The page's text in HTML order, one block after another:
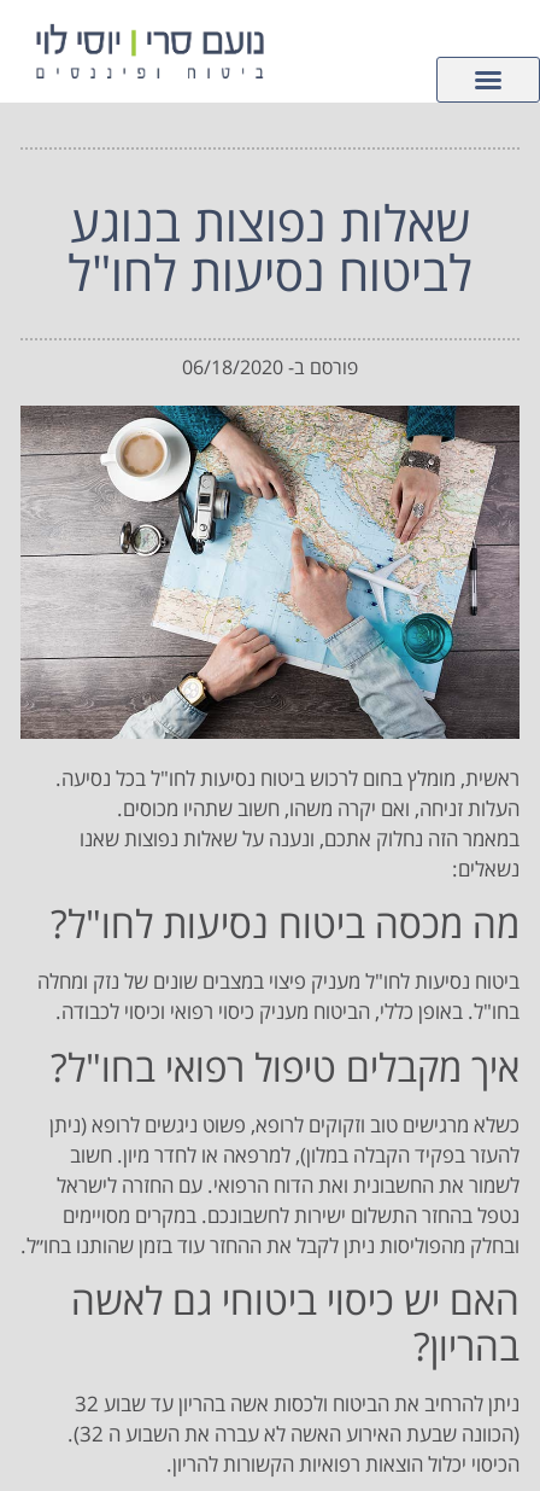
שאלות נפוצות בנוגע
לביטוח נסיעות לחו"ל
פורסם ב-06/18/2020
ראשית, מומלץ בחום לרכוש ביטוח נסיעות לחו"ל בכל נסיעה.
העלות זניחה, ואם יקרה משהו, חשוב שתהיו מכוסים.
במאמר הזה נחלוק אתכם, ונענה על שאלות נפוצות שאנו
נשאלים:
מה מכסה ביטוח נסיעות לחו"ל?
ביטוח נסיעות לחו"ל מעניק פיצוי במצבים שונים של נזק ומחלה
בחו"ל. באופן כללי, הביטוח מעניק כיסוי רפואי וכיסוי לכבודה.
איך מקבלים טיפול רפואי בחו"ל?
כשלא מרגישים טוב וזקוקים לרופא, פשוט ניגשים לרופא (ניתן
להעזר בפקיד הקבלה במלון), למרפאה או לחדר מיון. חשוב
לשמור את החשבונית ואת הדוח הרפואי. עם החזרה לישראל
נטפל בהחזר התשלום ישירות לחשבונכם. במקרים מסויימים
ובחלק מהפוליסות ניתן לקבל את ההחזר עוד בזמן שהותנו בחו״ל.
האם יש כיסוי ביטוחי גם לאשה
בהריון?
ניתן להרחיב את הביטוח ולכסות אשה בהריון עד שבוע 32
(הכוונה שבעת האירוע האשה לא עברה את השבוע ה 32).
הכיסוי יכלול הוצאות רפואיות הקשורות להריון.